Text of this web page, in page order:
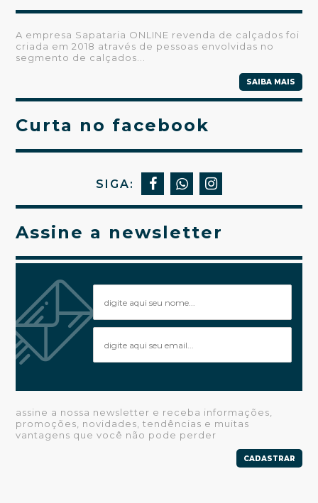
A empresa Sapataria ONLINE revenda de calçados foi
criada em 2018 através de pessoas envolvidas no
segmento de calçados...
SAIBA MAIS
Curta no facebook
SIGA:
Assine a newsletter
assine a nossa newsletter e receba informações,
promoções, novidades, tendências e muitas
vantagens que você não pode perder
CADASTRAR